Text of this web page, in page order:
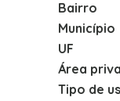
Bairro
Município
UF
Área
Tipo de